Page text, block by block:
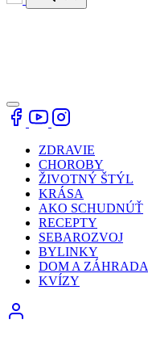
ZDRAVIE
CHOROBY
ŽIVOTNÝ ŠTÝL
KRÁSA
AKO SCHUDNÚŤ
RECEPTY
SEBAROZVOJ
BYLINKY
DOM A ZÁHRADA
KVÍZY